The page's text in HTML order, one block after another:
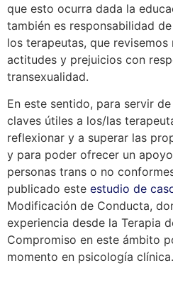
que esto ocurra dada la
también es responsabilidad
los terapeutas, que revisemos
actitudes y prejuicios con
transexualidad.
En este sentido, para servir
claves útiles a los/las
reflexionar y a superar las
y para poder ofrecer un
personas trans o no
publicado este estudio de
Modificación de Conducta,
experiencia desde la Terapia
Compromiso en este ámbito
momento en psicología clínica.